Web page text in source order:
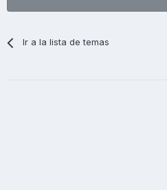
Ir a la lista de temas